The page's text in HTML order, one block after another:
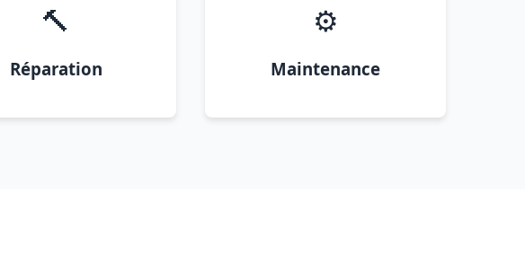
🔨
Réparation
⚙️
Maintenance